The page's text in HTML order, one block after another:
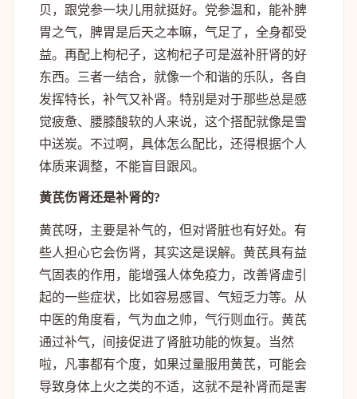
贝，跟党参一块儿用就挺好。党参温和，能补脾
胃之气，脾胃是后天之本嘛，气足了，全身都受
益。再配上枸杞子，这枸杞子可是滋补肝肾的好
东西。三者一结合，就像一个和谐的乐队，各自
发挥特长，补气又补肾。特别是对于那些总是感
觉疲惫、腰膝酸软的人来说，这个搭配就像是雪
中送炭。不过啊，具体怎么配比，还得根据个人
体质来调整，不能盲目跟风。
黄芪伤肾还是补肾的?
黄芪呀，主要是补气的，但对肾脏也有好处。有
些人担心它会伤肾，其实这是误解。黄芪具有益
气固表的作用，能增强人体免疫力，改善肾虚引
起的一些症状，比如容易感冒、气短乏力等。从
中医的角度看，气为血之帅，气行则血行。黄芪
通过补气，间接促进了肾脏功能的恢复。当然
啦，凡事都有个度，如果过量服用黄芪，可能会
导致身体上火之类的不适，这就不是补肾而是害